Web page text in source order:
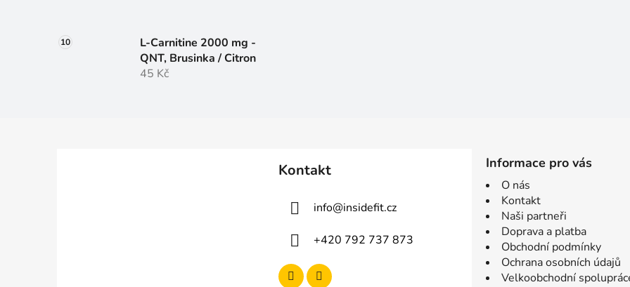
L-Carnitine 2000 mg -
QNT, Brusinka / Citron
45 Kč
Kontakt
info@insidefit.cz
+420 792 737 873
Informace pro vás
O nás
Kontakt
Naši partneři
Doprava a platba
Obchodní podmínky
Ochrana osobních údajů
Velkoobchodní